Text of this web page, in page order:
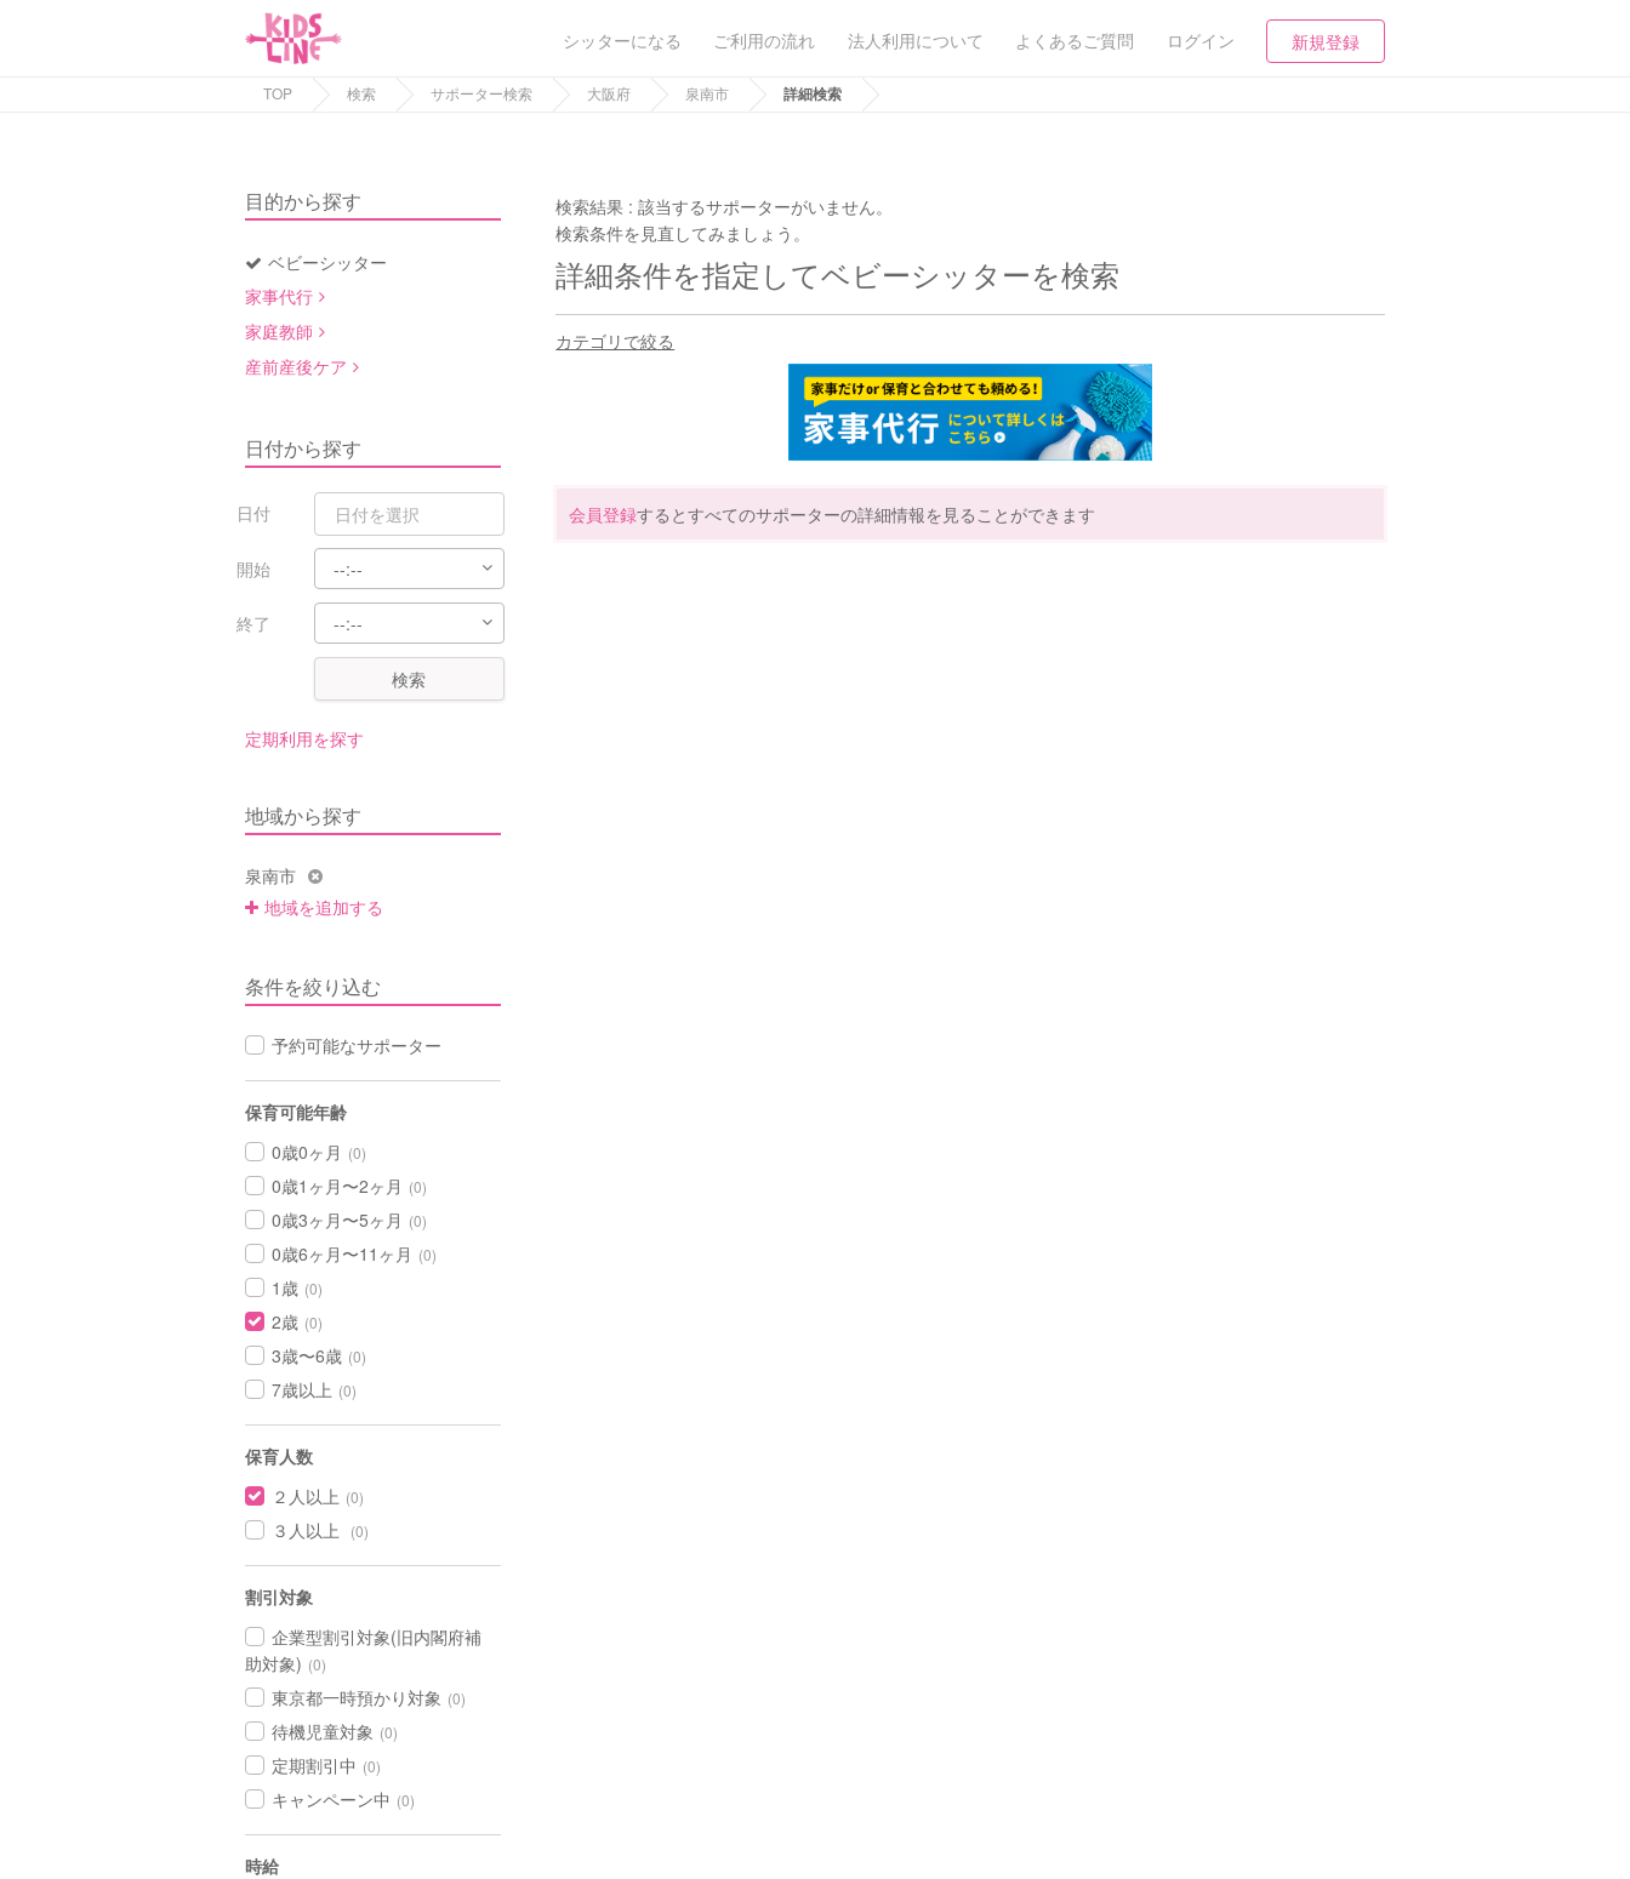
シッターになる ご利用の流れ 法人利用について よくあるご質問 ログイン 新規登録
TOP 検索 サポーター検索 大阪府 泉南市 詳細検索
目的から探す
ベビーシッター
家事代行
家庭教師
産前産後ケア
日付から探す
日付
開始
終了
検索
定期利用を探す
地域から探す
泉南市
地域を追加する
条件を絞り込む
予約可能なサポーター
保育可能年齢
0歳0ヶ月 (0)
0歳1ヶ月〜2ヶ月 (0)
0歳3ヶ月〜5ヶ月 (0)
0歳6ヶ月〜11ヶ月 (0)
1歳 (0)
2歳 (0)
3歳〜6歳 (0)
7歳以上 (0)
保育人数
２人以上 (0)
３人以上 (0)
割引対象
企業型割引対象(旧内閣府補
助対象) (0)
東京都一時預かり対象 (0)
待機児童対象 (0)
定期割引中 (0)
キャンペーン中 (0)
時給
検索結果 :該当するサポーターがいません。
検索条件を見直してみましょう。
詳細条件を指定してベビーシッターを検索
カテゴリで絞る
会員登録するとすべてのサポーターの詳細情報を見ることができます